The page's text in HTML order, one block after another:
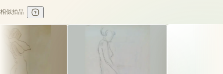
相似拍品